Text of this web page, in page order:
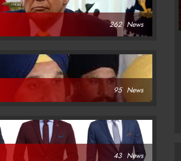
262 News
95 News
43 News